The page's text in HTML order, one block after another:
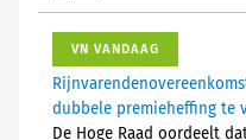
VN VANDAAG
dubbele premieheffing te
De Hoge Raad oordeelt